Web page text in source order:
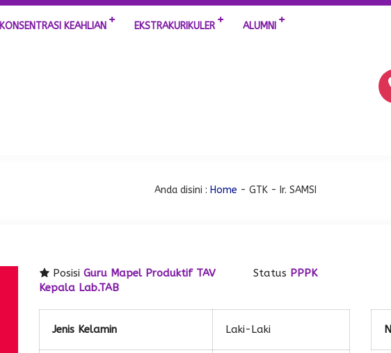
KONSENTRASI KEAHLIAN EKSTRAKURIKULER ALUMNI
Anda disini : Home - GTK- Ir. SAMSI
Posisi Guru Mapel Produktif TAV
Kepala Lab.TAB
Status PPPK
Jenis Kelamin Laki-Laki